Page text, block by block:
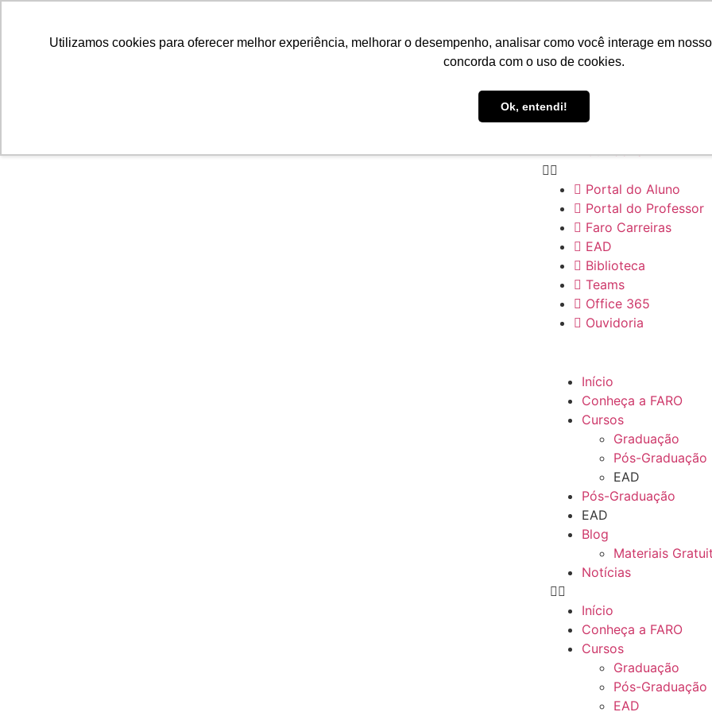
Utilizamos cookies para oferecer melhor experiência, melhorar o desempenho, analisar como você interage em
concorda com o uso de cookies.
Ok, entendi!
Portal do Professor
Faro Carreiras
Biblioteca
Ouvidoria
Portal do Aluno
Portal do Professor
Faro Carreiras
EAD
Biblioteca
Teams
Office 365
Ouvidoria
Início
Conheça a FARO
Cursos
Graduação
Pós-Graduação
EAD
Pós-Graduação
EAD
Blog
Materiais
Notícias
Início
Conheça a FARO
Cursos
Graduação
Pós-Graduação
EAD